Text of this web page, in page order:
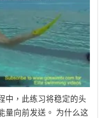
中，此练习将稳定的头
量向前发送。 为什么这